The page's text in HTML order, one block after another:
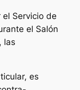
Servicio de
el Salón
las
es